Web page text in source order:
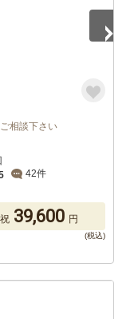
相談下さい
42件
39,600 円